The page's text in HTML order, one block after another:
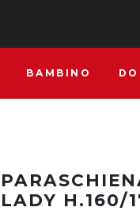
BAMBINO
LADY H.160/